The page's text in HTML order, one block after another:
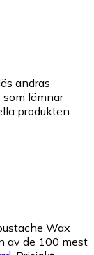
andras
lämnar
produkten.
Wax
av de 100 mest